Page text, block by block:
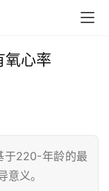
氧心率
于220-年龄的最
义。